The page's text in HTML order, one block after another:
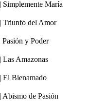
María
Triunfo del Amor
y Poder
Amazonas
El Bienamado
de Pasión